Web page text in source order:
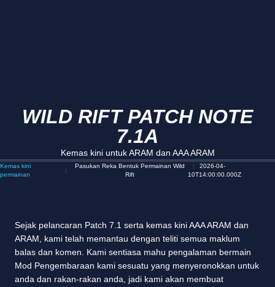
WILD RIFT PATCH NOTE
7.1A
Kemas kini untuk ARAM dan AAA ARAM
Kemas kini
permainan
Pasukan Reka Bentuk Permainan Wild
Rift
2026-04-
10T14:00:00.000Z
Sejak pelancaran Patch 7.1 serta kemas kini AAA ARAM dan
ARAM, kami telah memantau dengan teliti semua maklum
balas dan komen. Kami sentiasa mahu pengalaman bermain
Mod Pengembaraan kami sesuatu yang menyeronokkan untuk
anda dan rakan-rakan anda, jadi kami akan membuat